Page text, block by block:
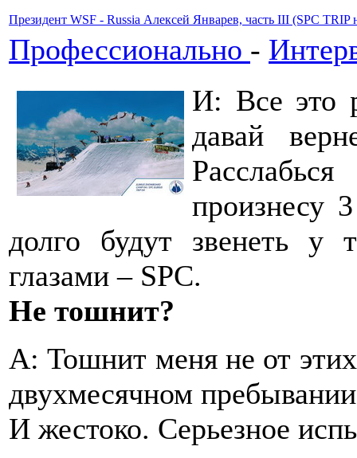
Президент WSF - Russia Алексей Январев, часть III (SPC TRIP
Профессионально -
И: Все это
давай
произнесу
долго будут звенеть
глазами – SPC.
Не тошнит?
А: Тошнит меня не от
двухмесячном
И жестоко. Серьезное